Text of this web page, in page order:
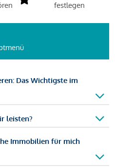
festlegen
Das Wichtigste im
leisten?
Immobilien für mich